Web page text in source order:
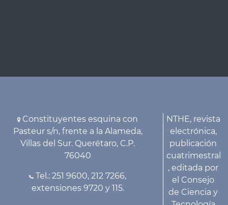
Constituyentes esquina con
Pasteur s/n, frente a la Alameda,
Villas del Sur. Querétaro, C.P.
76040
Tel.: 251 9600, 212 7266,
extensiones 9720 y 115.
NTHE, revista
electrónica,
publicación
cuatrimestral
, editada por
el Consejo
de Ciencia y